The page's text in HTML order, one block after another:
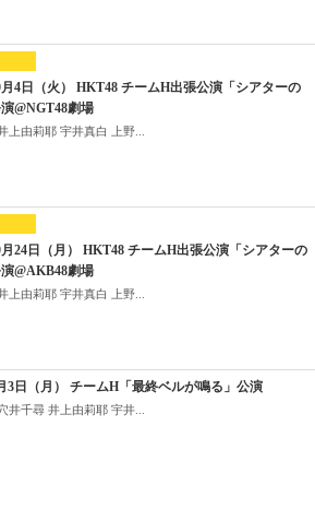
月4日（火） HKT48 チームH出張公演「シアターの
@NGT48劇場
上由莉耶 宇井真白 上野...
月24日（月） HKT48 チームH出張公演「シアターの
@AKB48劇場
上由莉耶 宇井真白 上野...
3日（月） チームH「最終ベルが鳴る」公演
井千尋 井上由莉耶 宇井...